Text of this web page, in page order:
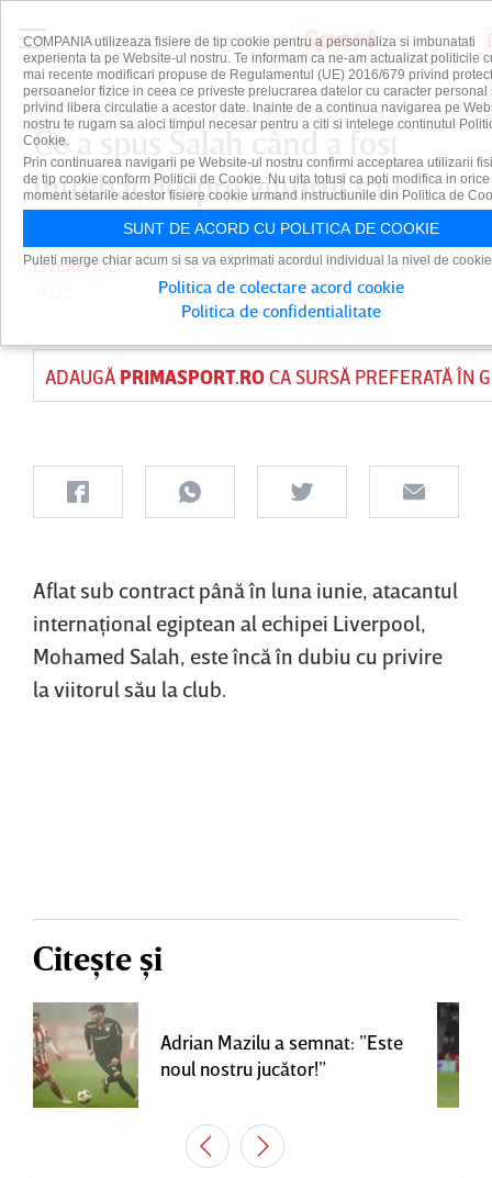
Ce a spus Salah când a fost
întrebat despre viitorul său
LIVERPOOL PUBLICAT DEPRIMA SPORTPE 27 FEB
ADAUGĂ PRIMASPORT.ROCA SURSĂ PREFERATĂ ÎN
Aflat sub contract până în luna iunie, atacantul
internaţional egiptean al echipei Liverpool,
Mohamed Salah, este încă în dubiu cu privire
la viitorul său la club.
Citește și
Adrian Mazilu a semnat: ”Este
noul nostru jucător!”
COMPANIA utilizeaza fisiere de tip cookie pentru a personaliza si imbunatati
experienta ta pe Website-ul nostru. Te informam ca ne-am actualizat politicile
mai recente modificari propuse de Regulamentul (UE) 2016/679 privind
persoanelor fizice in ceea ce priveste prelucrarea datelor cu caracter personal
privind libera circulatie a acestor date. Inainte de a continua navigarea pe
nostru te rugam sa aloci timpul necesar pentru a citi si intelege continutul
Cookie.
Prin continuarea navigarii pe Website-ul nostru confirmi acceptarea utilizarii
de tip cookie conform Politicii de Cookie. Nu uita totusi ca poti modifica in orice
moment setarile acestor fisiere cookie urmand instructiunile din Politica de
SUNT DE ACORD CU POLITICA DE COOKIE
Puteti merge chiar acum si sa va exprimati acordul individual la nivel de
Politica de colectare acord cookie
Politica de confidentialitate